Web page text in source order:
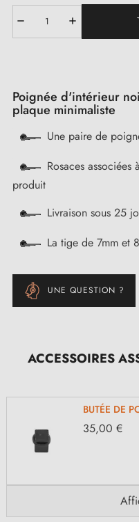
Poignée d'intérieur
plaque minimaliste
Une paire de
Rosaces
produit
Livraison sous 25
La tige de 7mm et
UNE QUESTION ?
ACCESSOIRES
BUTÉE DE
35,00 €